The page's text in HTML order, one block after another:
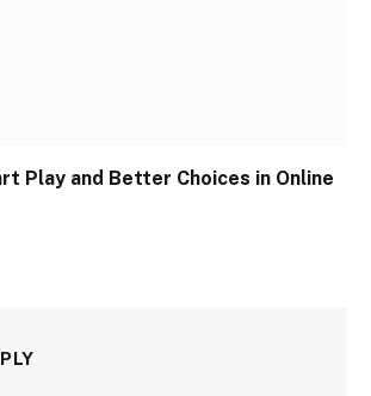
Play and Better Choices in Online